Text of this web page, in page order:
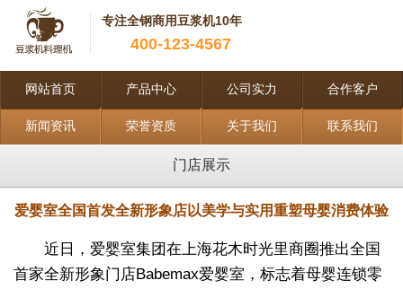
专注全钢商用豆浆机10年
400-123-4567
网站首页 产品中心 公司实力 合作客户
新闻资讯 荣誉资质 关于我们 联系我们
门店展示
爱婴室全国首发全新形象店以美学与实用重塑母婴消费体验
近日，爱婴室集团在上海花木时光里商圈推出全国
首家全新形象门店Babemax爱婴室，标志着母婴连锁零